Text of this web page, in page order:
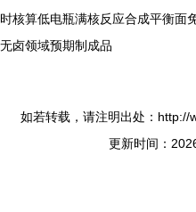
时核算低电瓶满核反应合成平衡面
无卤领域预期制成品
如若转载，请注明出处：
更新时间：